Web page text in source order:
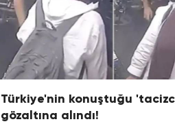
Türkiye'nin konuştuğu
gözaltına alındı!